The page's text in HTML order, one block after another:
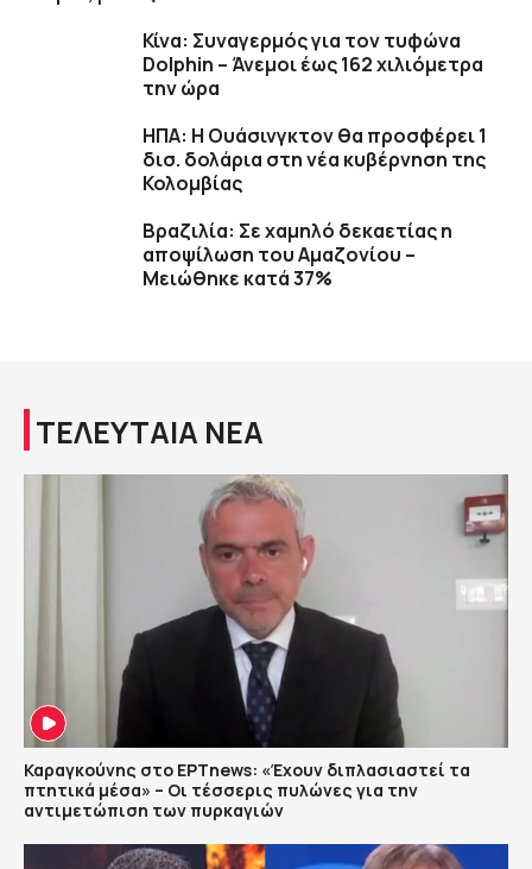
Κίνα: Συναγερμός για τον τυφώνα
Dolphin – Άνεμοι έως 162 χιλιόμετρα
την ώρα
ΗΠΑ: H Ουάσινγκτον θα προσφέρει 1
δισ. δολάρια στη νέα κυβέρνηση της
Κολομβίας
Βραζιλία: Σε χαμηλό δεκαετίας η
αποψίλωση του Αμαζονίου –
Μειώθηκε κατά 37%
ΤΕΛΕΥΤΑΙΑ ΝΕΑ
Καραγκούνης στο ΕΡΤnews: «Έχουν διπλασιαστεί τα
πτητικά μέσα» – Οι τέσσερις πυλώνες για την
αντιμετώπιση των πυρκαγιών